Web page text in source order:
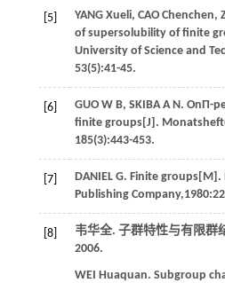
[5] YANG Xueli, CAO Chenchen,
of supersolubility of finite
University of Science and
53(5):41-45.
[6] GUO W B, SKIBA A N . OnΠ-
finite groups[J].
185(3):443-453.
[7] DANIEL G. Finite groups[M].
Publishing
[8] 韦华全. 子群特性与有限群
2006.
WEI Huaquan. Subgroup